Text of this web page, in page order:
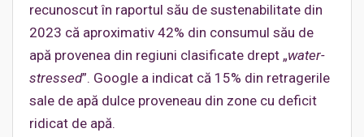
recunoscut în raportul său de sustenabilitate din
2023 că aproximativ 42% din consumul său de
apă provenea din regiuni clasificate drept „water-
stressed”. Google a indicat că 15% din retragerile
sale de apă dulce proveneau din zone cu deficit
ridicat de apă.